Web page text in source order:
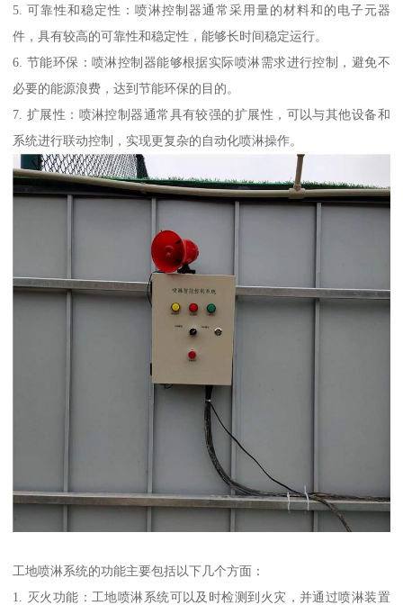
5. 可靠性和稳定性：喷淋控制器通常采用量的材料和的电子元器
件，具有较高的可靠性和稳定性，能够长时间稳定运行。
6. 节能环保：喷淋控制器能够根据实际喷淋需求进行控制，避免不
必要的能源浪费，达到节能环保的目的。
7. 扩展性：喷淋控制器通常具有较强的扩展性，可以与其他设备和
系统进行联动控制，实现更复杂的自动化喷淋操作。
工地喷淋系统的功能主要包括以下几个方面：
1. 灭火功能：工地喷淋系统可以及时检测到火灾，并通过喷淋装置